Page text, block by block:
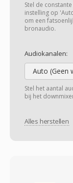
Stel de
instelling op
om een
bronaudio.
Audiokanalen:
Auto (Geen
Stel het aantal
bij het
Alles herstellen